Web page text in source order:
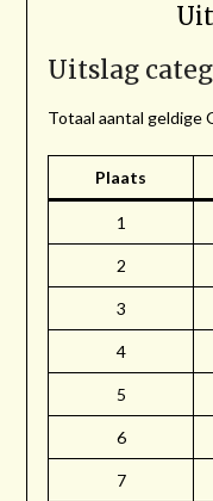
Uitslag
Totaal aantal geldige
Plaats
1
2
3
4
5
6
7